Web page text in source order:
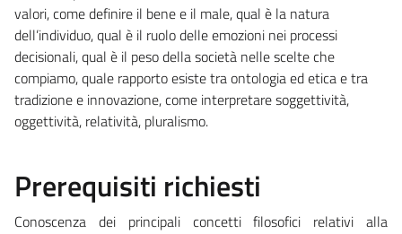
valori, come definire il bene e il male, qual è la natura
dell’individuo, qual è il ruolo delle emozioni nei processi
decisionali, qual è il peso della società nelle scelte che
compiamo, quale rapporto esiste tra ontologia ed etica e tra
tradizione e innovazione, come interpretare soggettività,
oggettività, relatività, pluralismo.
Prerequisiti richiesti
Conoscenza dei principali concetti filosofici relativi alla